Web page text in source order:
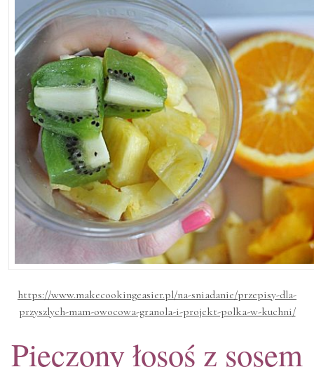
https://www.makecookingeasier.pl/na-sniadanie/przepisy-dla-
przyszlych-mam-owocowa-granola-i-projekt-polka-w-kuchni/
Pieczony łosoś z sosem